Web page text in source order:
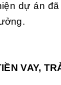
dự án
VAY,